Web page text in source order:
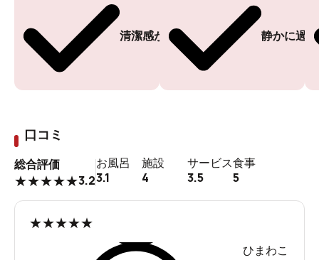
清潔感がある 静かに過
口コミ
総合評価
★★★★★3.2
お風呂
3.1
施設
4
サービス
3.5
食事
5
★★★★★
ひまわこ